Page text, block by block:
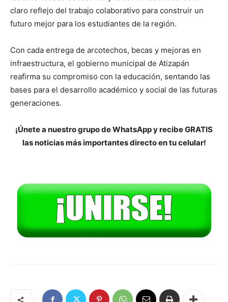
claro reflejo del trabajo colaborativo para construir un
futuro mejor para los estudiantes de la región.
Con cada entrega de arcotechos, becas y mejoras en
infraestructura, el gobierno municipal de Atizapán
reafirma su compromiso con la educación, sentando las
bases para el desarrollo académico y social de las futuras
generaciones.
¡Únete a nuestro grupo de WhatsApp y recibe GRATIS
las noticias más importantes directo en tu celular!